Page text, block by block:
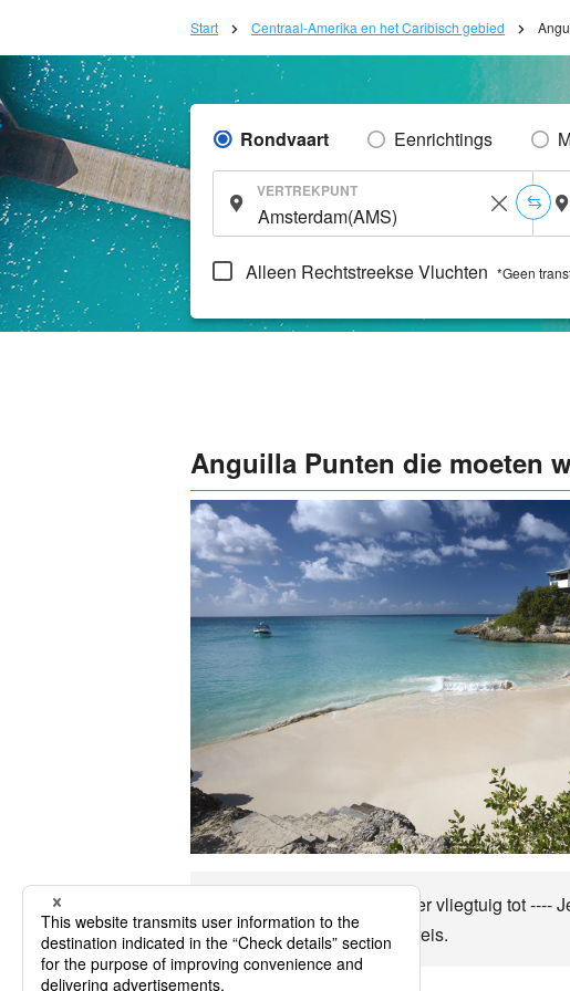
Start Centraal-Amerika en het Caribisch gebied
Rondvaart Eenrichtings
VERTREKPUNT
Alleen Rechtstreekse Vluchten *Geen
Anguilla Punten die moeten
Anguilla Het is ongeveer per vliegtuig tot
Laten we genieten van de reis.